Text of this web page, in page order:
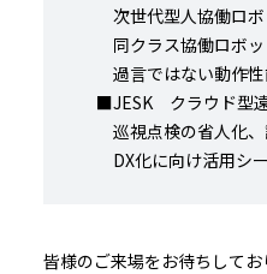
次世代型人協働ロボ
同クラス協働ロボッ
過言ではない動作性
■JESK クラウド型
巡視点検の省人化、
DX化に向け活用シー
皆様のご来場をお待ちしてお